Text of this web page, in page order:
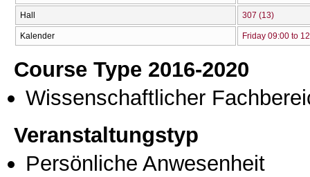
Hall 307 (13)
Kalender Friday 09:00 to
Course Type 2016-2020
Wissenschaftlicher
Veranstaltungstyp
Persönliche Anwesenheit